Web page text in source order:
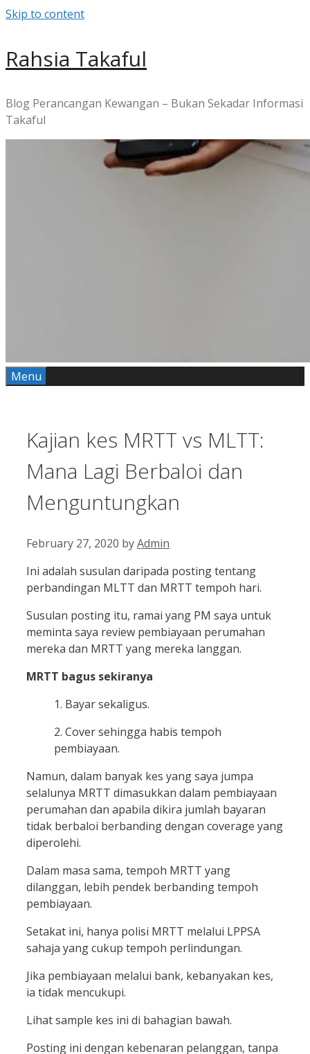
Skip to content
Rahsia Takaful
Blog Perancangan Kewangan – Bukan Sekadar Informasi
Takaful
Menu
Kajian kes MRTT vs MLTT:
Mana Lagi Berbaloi dan
Menguntungkan
February 27, 2020 byAdmin
Ini adalah susulan daripada posting tentang
perbandingan MLTT dan MRTT tempoh hari.
Susulan posting itu, ramai yang PM saya untuk
meminta saya review pembiayaan perumahan
mereka dan MRTT yang mereka langgan.
MRTT bagus sekiranya
1. Bayar sekaligus.
2. Cover sehingga habis tempoh
pembiayaan.
Namun, dalam banyak kes yang saya jumpa
selalunya MRTT dimasukkan dalam pembiayaan
perumahan dan apabila dikira jumlah bayaran
tidak berbaloi berbanding dengan coverage yang
diperolehi.
Dalam masa sama, tempoh MRTT yang
dilanggan, lebih pendek berbanding tempoh
pembiayaan.
Setakat ini, hanya polisi MRTT melalui LPPSA
sahaja yang cukup tempoh perlindungan.
Jika pembiayaan melalui bank, kebanyakan kes,
ia tidak mencukupi.
Lihat sample kes ini di bahagian bawah.
Posting ini dengan kebenaran pelanggan, tanpa